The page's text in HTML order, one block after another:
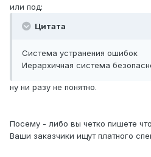
или под:
Цитата
Система устранения ошибок
Иерархичная система
ну ни разу не понятно.
Посему - либо вы четко пишете
Ваши заказчики ищут платного